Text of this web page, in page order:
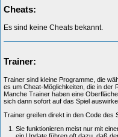
Cheats:
Es sind keine Cheats bekannt.
Trainer:
Trainer sind kleine Programme, die
es um Cheat-Möglichkeiten, die in der
Manche Trainer haben eine
sich dann sofort auf das Spiel
Trainer greifen direkt in den Code des
Sie funktionieren meist nur mit
ein Update führen oft dazu, daß